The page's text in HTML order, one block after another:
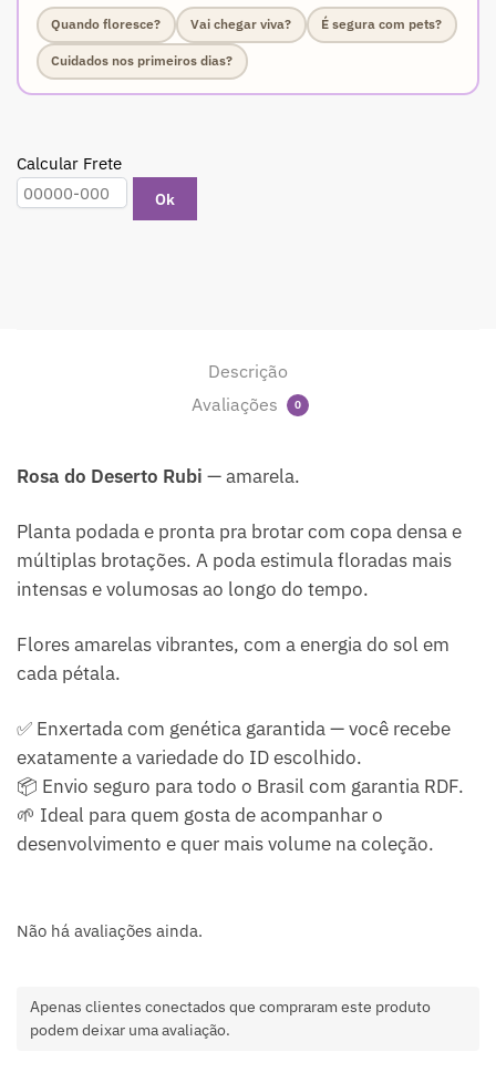
Quando floresce? Vai chegar viva? É segura com pets?
Cuidados nos primeiros dias?
Calcular Frete
Ok
Descrição
Avaliações
0
Rosa do Deserto Rubi — amarela.
Planta podada e pronta pra brotar com copa densa e
múltiplas brotações. A poda estimula floradas mais
intensas e volumosas ao longo do tempo.
Flores amarelas vibrantes, com a energia do sol em
cada pétala.
✅ Enxertada com genética garantida — você recebe
exatamente a variedade do ID escolhido.
📦 Envio seguro para todo o Brasil com garantia RDF.
🌱 Ideal para quem gosta de acompanhar o
desenvolvimento e quer mais volume na coleção.
Não há avaliações ainda.
Apenas clientes conectados que compraram este produto
podem deixar uma avaliação.